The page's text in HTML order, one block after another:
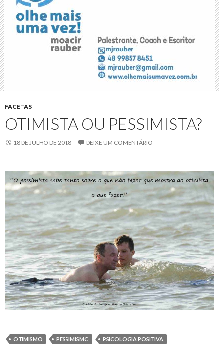
FACETAS
OTIMISTA OU PESSIMISTA?
18 DE JULHO DE 2018 DEIXE UM COMENTÁRIO
OTIMISMO PESSIMISMO PSICOLOGIA POSITIVA